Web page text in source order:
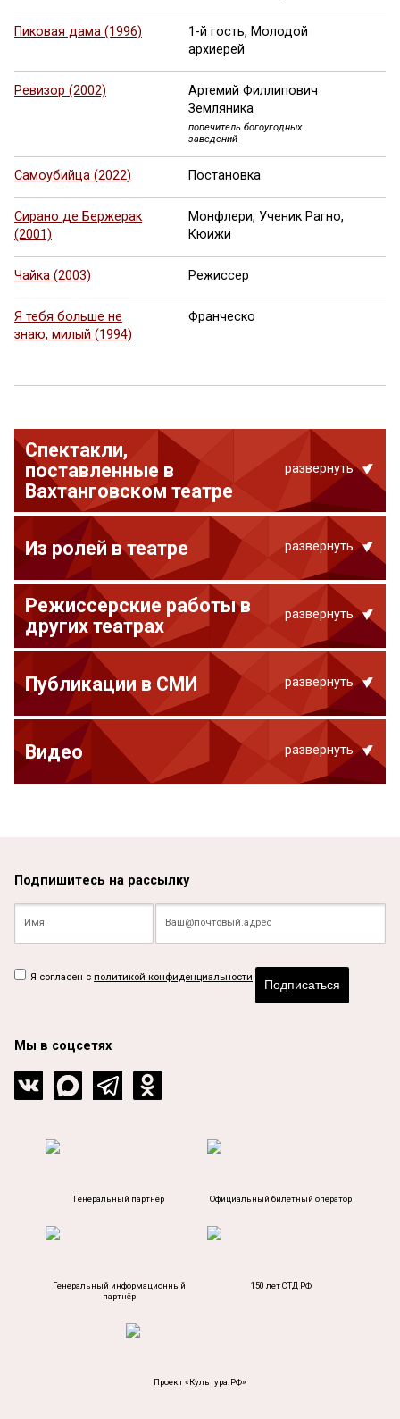
Пиковая дама (1996)
1-й гость, Молодой
архиерей
Ревизор (2002)
Артемий Филлипович
Земляника
попечитель богоугодных
заведений
Самоубийца (2022) Постановка
Сирано де Бержерак
(2001)
Монфлери, Ученик Рагно,
Кюижи
Чайка (2003) Режиссер
Я тебя больше не
знаю, милый (1994)
Франческо
Спектакли,
поставленные в
Вахтанговском театре
развернуть
Из ролей в театре развернуть
Режиссерские работы в
других театрах
развернуть
Публикации в СМИ развернуть
Видео развернуть
Подпишитесь на рассылку
Я согласен с политикой конфиденциальности
Подписаться
Мы в соцсетях
Генеральный партнёр Официальный билетный оператор
Генеральный информационный
партнёр
150 лет СТД РФ
Проект «Культура.РФ»